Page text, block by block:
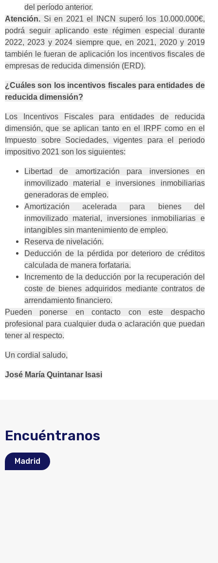
del período anterior.
Atención. Si en 2021 el INCN superó los 10.000.000€,
podrá seguir aplicando este régimen especial durante
2022, 2023 y 2024 siempre que, en 2021, 2020 y 2019
también le fueran de aplicación los incentivos fiscales de
empresas de reducida dimensión (ERD).
¿Cuáles son los incentivos fiscales para entidades de
reducida dimensión?
Los Incentivos Fiscales para entidades de reducida
dimensión, que se aplican tanto en el IRPF como en el
Impuesto sobre Sociedades, vigentes para el periodo
impositivo 2021 son los siguientes:
Libertad de amortización para inversiones en
inmovilizado material e inversiones inmobiliarias
generadoras de empleo.
Amortización acelerada para bienes del
inmovilizado material, inversiones inmobiliarias e
intangibles sin mantenimiento de empleo.
Reserva de nivelación.
Deducción de la pérdida por deterioro de créditos
calculada de manera forfataria.
Incremento de la deducción por la recuperación del
coste de bienes adquiridos mediante contratos de
arrendamiento financiero.
Pueden ponerse en contacto con este despacho
profesional para cualquier duda o aclaración que puedan
tener al respecto.
Un cordial saludo,
José María Quintanar Isasi
Encuéntranos
Madrid